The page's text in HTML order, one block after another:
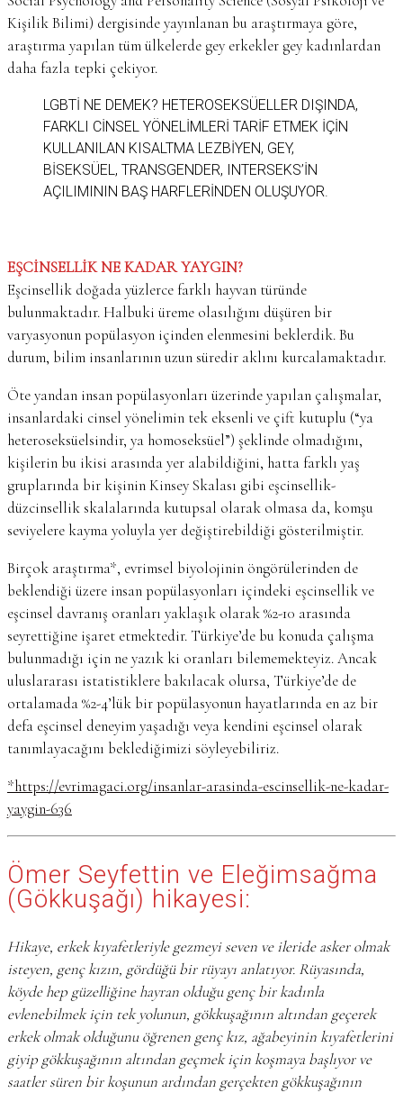
Kişilik Bilimi) dergisinde yayınlanan bu araştırmaya göre,
araştırma yapılan tüm ülkelerde gey erkekler gey kadınlardan
daha fazla tepki çekiyor.
LGBTİ NE DEMEK? HETEROSEKSÜELLER DIŞINDA,
FARKLI CINSEL YÖNELIMLERI TARIF ETMEK IÇIN
KULLANILAN KISALTMA LEZBIYEN, GEY,
BISEKSÜEL, TRANSGENDER, INTERSEKS’IN
AÇILIMININ BAŞ HARFLERINDEN OLUŞUYOR.
EŞCİNSELLİK NE KADAR YAYGIN?
Eşcinsellik doğada yüzlerce farklı hayvan türünde
bulunmaktadır. Halbuki üreme olasılığını düşüren bir
varyasyonun popülasyon içinden elenmesini beklerdik. Bu
durum, bilim insanlarının uzun süredir aklını kurcalamaktadır.
Öte yandan insan popülasyonları üzerinde yapılan çalışmalar,
insanlardaki cinsel yönelimin tek eksenli ve çift kutuplu (“ya
heteroseksüelsindir, ya homoseksüel”) şeklinde olmadığını,
kişilerin bu ikisi arasında yer alabildiğini, hatta farklı yaş
gruplarında bir kişinin Kinsey Skalası gibi eşcinsellik-
düzcinsellik skalalarında kutupsal olarak olmasa da, komşu
seviyelere kayma yoluyla yer değiştirebildiği gösterilmiştir.
Birçok araştırma*, evrimsel biyolojinin öngörülerinden de
beklendiği üzere insan popülasyonları içindeki eşcinsellik ve
eşcinsel davranış oranları yaklaşık olarak %2-10 arasında
seyrettiğine işaret etmektedir. Türkiye’de bu konuda çalışma
bulunmadığı için ne yazık ki oranları bilememekteyiz. Ancak
uluslararası istatistiklere bakılacak olursa, Türkiye’de de
ortalamada %2-4’lük bir popülasyonun hayatlarında en az bir
defa eşcinsel deneyim yaşadığı veya kendini eşcinsel olarak
tanımlayacağını beklediğimizi söyleyebiliriz.
*https://evrimagaci.org/insanlar-arasinda-escinsellik-ne-kadar-
yaygin-636
Ömer Seyfettin ve Eleğimsağma
(Gökkuşağı) hikayesi:
Hikaye, erkek kıyafetleriyle gezmeyi seven ve ileride asker olmak
isteyen, genç kızın, gördüğü bir rüyayı anlatıyor. Rüyasında,
köyde hep güzelliğine hayran olduğu genç bir kadınla
evlenebilmek için tek yolunun, gökkuşağının altından geçerek
erkek olmak olduğunu öğrenen genç kız, ağabeyinin kıyafetlerini
giyip gökkuşağının altından geçmek için koşmaya başlıyor ve
saatler süren bir koşunun ardından gerçekten gökkuşağının